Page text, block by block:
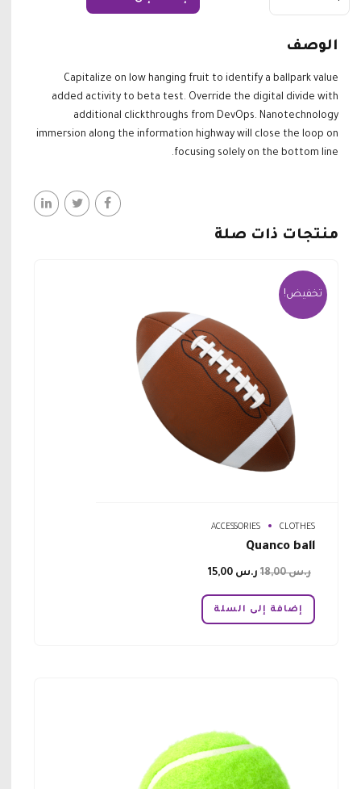
الوصف
Capitalize on low hanging fruit to identify a ballpark value
added activity to beta test. Override the digital divide with
additional clickthroughs from DevOps. Nanotechnology
immersion along the information highway will close the loop on
focusing solely on the bottom line.
منتجات ذات صلة
تخفيض!
ACCESSORIES CLOTHES
Quanco ball
ر.س18,00
السعر
هو:
ر.س
السعر
إضافة إلى السلة